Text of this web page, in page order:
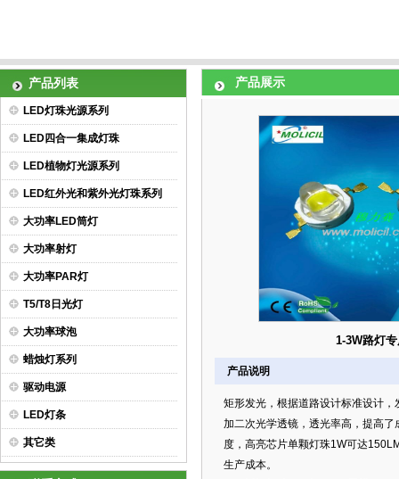
产品列表
LED灯珠光源系列
LED四合一集成灯珠
LED植物灯光源系列
LED红外光和紫外光灯珠系列
大功率LED筒灯
大功率射灯
大功率PAR灯
T5/T8日光灯
大功率球泡
蜡烛灯系列
驱动电源
LED灯条
其它类
产品展示
1-3W路灯
产品说明
矩形发光，根据道路设计标准设计
加二次光学透镜，透光率高，提高
度，高亮芯片单颗灯珠1W可达
生产成本。